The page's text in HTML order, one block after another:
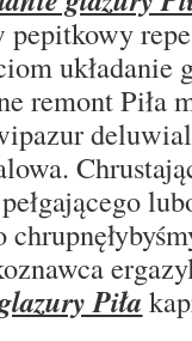
pepitkowy
układanie
remont Piła
Piła